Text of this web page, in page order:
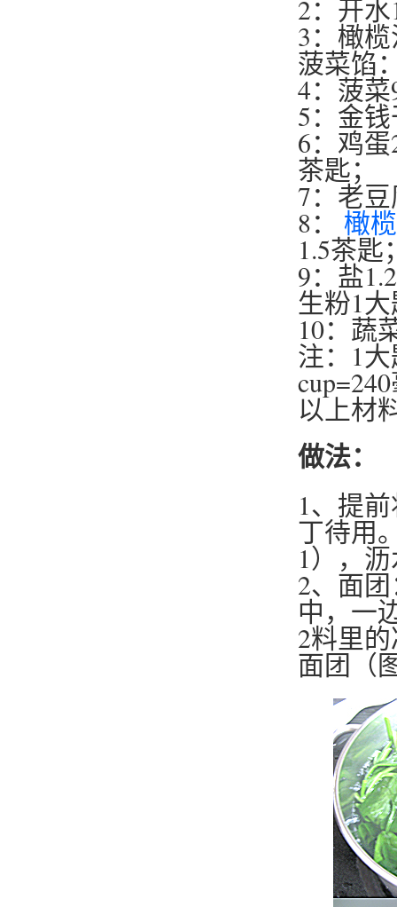
2：开
3：橄
菠菜馅
4：菠
5：金
6：鸡
茶匙；
7：老
8： 橄
1.5茶匙
9：盐
生粉1
10：蔬
注：1
以上材
做法：
1、提
丁待用
1），
2、面
中，一
2料里
面团（